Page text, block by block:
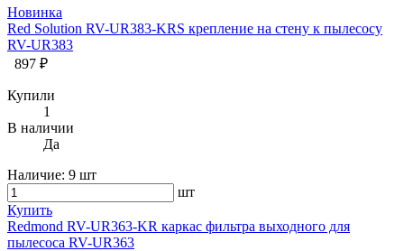
Новинка
Red Solution RV-UR383-KRS крепление на стену к пылесосу
RV-UR383
897 ₽
Купили
1
В наличии
Да
Наличие: 9 шт
шт
Купить
Redmond RV-UR363-KR каркас фильтра выходного для
пылесоса RV-UR363